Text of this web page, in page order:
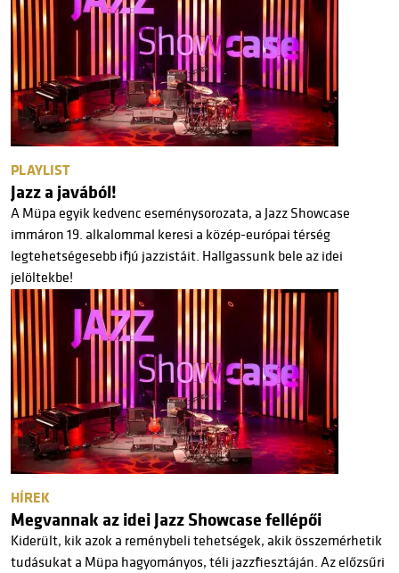
PLAYLIST
Jazz a javából!
A Müpa egyik kedvenc eseménysorozata, a Jazz Showcase
immáron 19. alkalommal keresi a közép-európai térség
legtehetségesebb ifjú jazzistáit. Hallgassunk bele az idei
jelöltekbe!
HÍREK
Megvannak az idei Jazz Showcase fellépői
Kiderült, kik azok a reménybeli tehetségek, akik összemérhetik
tudásukat a Müpa hagyományos, téli jazzfiesztáján. Az előzsűri